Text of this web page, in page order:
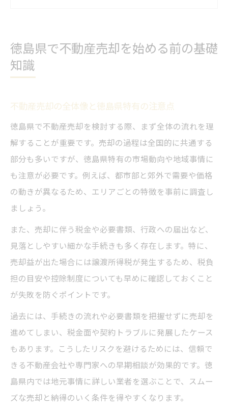
は
不動産売却の一連の流れを徳島県で徹底解
説
徳島市 不動産売却の主要ステップと注意事
項
査定依頼から売買契約までの具体的な手続
き手順
進める方法
中古住宅を含む徳島 不動産 売買の流れと特
徴
ために
徳島 不動産会社一覧から信頼先を見つける
ポイント
徳島県で不動産売却を始める前の基礎
知識
不動産売却の全体像と徳島県特有の注意点
徳島県で不動産売却を検討する際、まず全体の流れを理
解することが重要です。売却の過程は全国的に共通する
部分も多いですが、徳島県特有の市場動向や地域事情に
も注意が必要です。例えば、都市部と郊外で需要や価格
の動きが異なるため、エリアごとの特徴を事前に調査し
ましょう。
また、売却に伴う税金や必要書類、行政への届出など、
見落としやすい細かな手続きも多く存在します。特に、
売却益が出た場合には譲渡所得税が発生するため、税負
担の目安や控除制度についても早めに確認しておくこと
が失敗を防ぐポイントです。
過去には、手続きの流れや必要書類を把握せずに売却を
進めてしまい、税金面や契約トラブルに発展したケース
もあります。こうしたリスクを避けるためには、信頼で
きる不動産会社や専門家への早期相談が効果的です。徳
島県内では地元事情に詳しい業者を選ぶことで、スムー
ズな売却と納得のいく条件を得やすくなります。